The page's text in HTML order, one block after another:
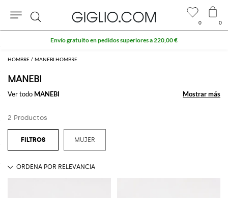
HOMBRE MANEBI HOMBRE
MANEBI
Ver todo MANEBI Mostrar más
Mostrar más
2 Productos
MUJER
0 0
Buscar
Envío gratuito en pedidos superiores a 220,00 €